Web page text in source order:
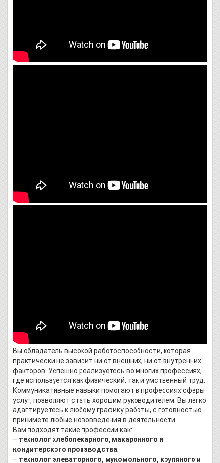
Вы обладатель высокой работоспособности, которая
практически не зависит ни от внешних, ни от внутренних
факторов. Успешно реализуетесь во многих профессиях,
где используется как физический, так и умственный труд.
Коммуникативные навыки помогают в профессиях сферы
услуг, позволяют стать хорошим руководителем. Вы легко
адаптируетесь к любому графику работы, с готовностью
принимете любые нововведения в деятельности.
Вам подходят такие профессии как:
– технолог хлебопекарного, макаронного и
кондитерского производства;
– технолог элеваторного, мукомольного, крупяного и